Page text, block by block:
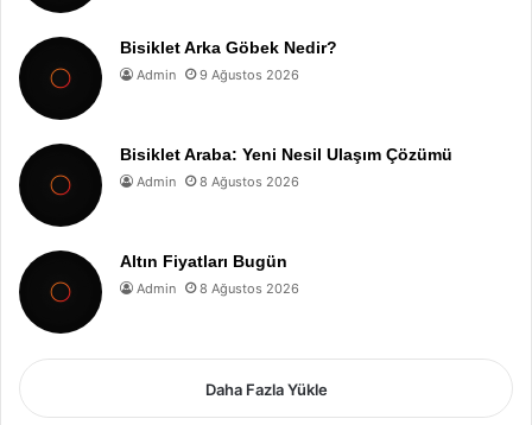
Bisiklet Arka Göbek Nedir?
Admin 9 Ağustos 2026
Bisiklet Araba: Yeni Nesil Ulaşım Çözümü
Admin 8 Ağustos 2026
Altın Fiyatları Bugün
Admin 8 Ağustos 2026
Daha Fazla Yükle